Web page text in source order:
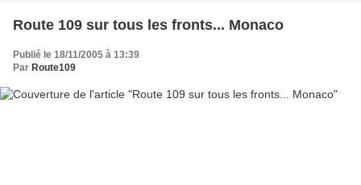
Route 109 sur tous les fronts... Monaco
Publié le 18/11/2005 à 13:39
Par Route109